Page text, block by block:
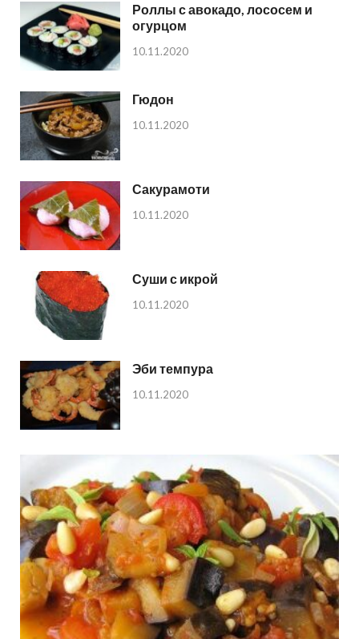
Роллы с авокадо, лососем и
огурцом
10.11.2020
Гюдон
10.11.2020
Сакурамоти
10.11.2020
Суши с икрой
10.11.2020
Эби темпура
10.11.2020